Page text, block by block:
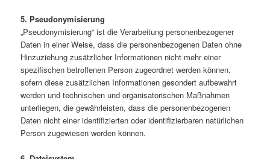
5. Pseudonymisierung
„Pseudonymisierung“ ist die Verarbeitung personenbezogener
Daten in einer Weise, dass die personenbezogenen Daten ohne
Hinzuziehung zusätzlicher Informationen nicht mehr einer
spezifischen betroffenen Person zugeordnet werden können,
sofern diese zusätzlichen Informationen gesondert aufbewahrt
werden und technischen und organisatorischen Maßnahmen
unterliegen, die gewährleisten, dass die personenbezogenen
Daten nicht einer identifizierten oder identifizierbaren natürlichen
Person zugewiesen werden können.